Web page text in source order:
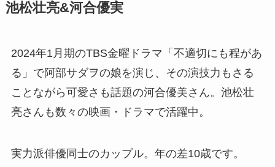
池松壮亮&河合優実
2024年1月期のTBS金曜ドラマ「不適切にも程があ
る」で阿部サダヲの娘を演じ、その演技力もさる
ことながら可愛さも話題の河合優美さん。池松壮
亮さんも数々の映画・ドラマで活躍中。
実力派俳優同士のカップル。年の差10歳です。